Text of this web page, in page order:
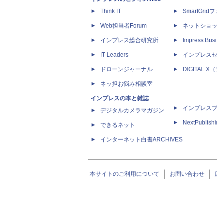
Think IT
Web担当者Forum
インプレス総合研究所
IT Leaders
ドローンジャーナル
ネッ担お悩み相談室
インプレスの本と雑誌
デジタルカメラマガジン
できるネット
インターネット白書ARCHIVES
SmartGridフ
ネットショ
Impress
インプレス
DIGITAL X（
インプレス
本サイトのご利用について お問い合わせ